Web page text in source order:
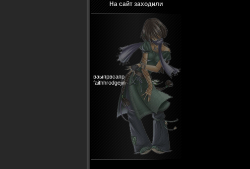
На сайт заходили
faithhrodgejin